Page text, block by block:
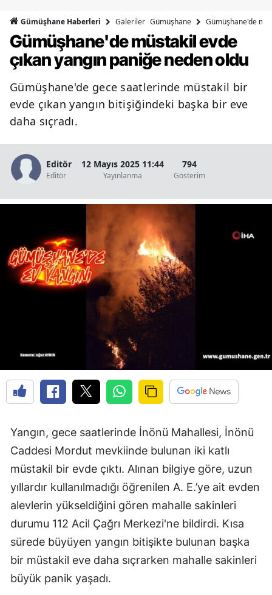
Bingöl
Bitlis
Bolu
Çanakkale
Çorum
Denizli
Diyarbakır
Edirne
Elazığ
Erzurum
Eskişehir
Giresun
Gümüşhane
Hakkari
Hatay
Isparta
Mersin
Gümüşhane Haberleri Galeriler Gümüşhane Gümüşhane'de
Gümüşhane'de müstakil evde
çıkan yangın paniğe neden oldu
Gümüşhane'de gece saatlerinde müstakil bir
evde çıkan yangın bitişiğindeki başka bir eve
daha sıçradı.
Editör
Editör
12 Mayıs 2025 11:44
Yayınlanma
794
Gösterim
Yangın, gece saatlerinde İnönü Mahallesi, İnönü
Caddesi Mordut mevkiinde bulunan iki katlı
müstakil bir evde çıktı. Alınan bilgiye göre, uzun
yıllardır kullanılmadığı öğrenilen A. E.’ye ait evden
alevlerin yükseldiğini gören mahalle sakinleri
durumu 112 Acil Çağrı Merkezi'ne bildirdi. Kısa
sürede büyüyen yangın bitişikte bulunan başka
bir müstakil eve daha sıçrarken mahalle sakinleri
büyük panik yaşadı.